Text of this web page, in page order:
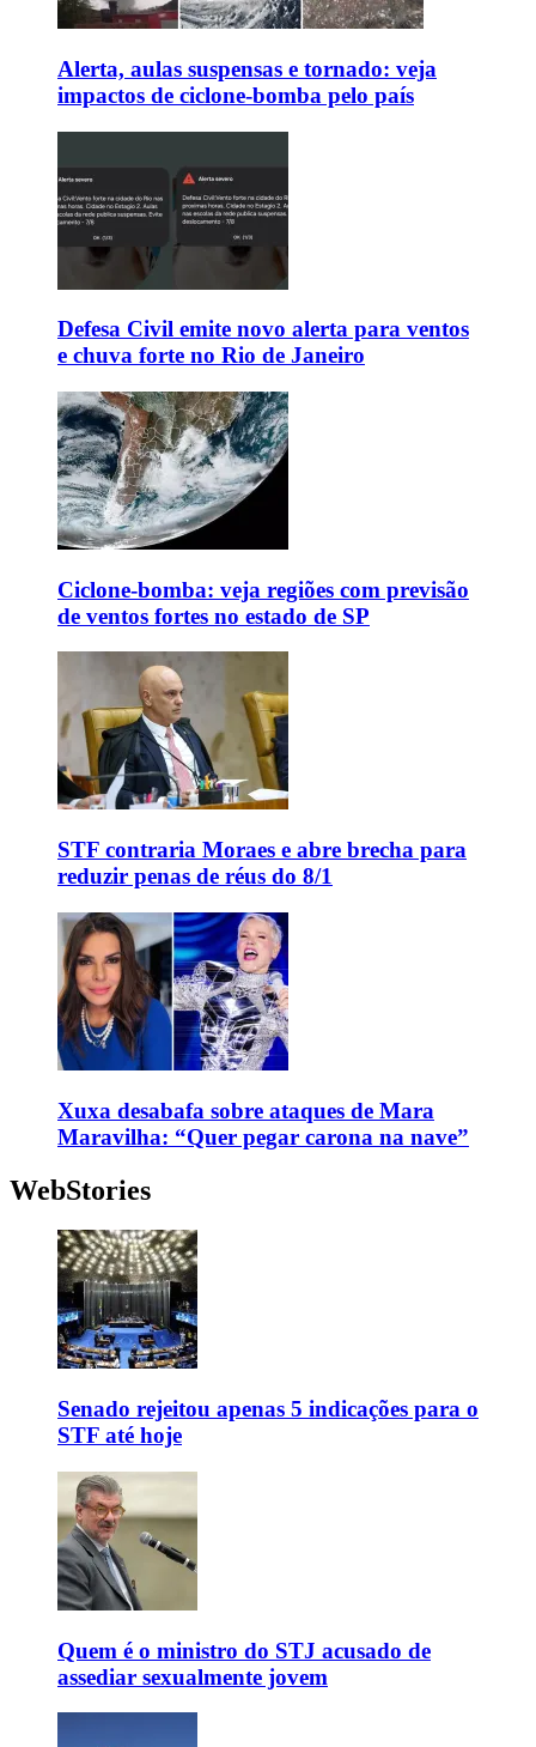
Alerta, aulas suspensas e tornado: veja
impactos de ciclone-bomba pelo país
Defesa Civil emite novo alerta para ventos
e chuva forte no Rio de Janeiro
Ciclone-bomba: veja regiões com previsão
de ventos fortes no estado de SP
STF contraria Moraes e abre brecha para
reduzir penas de réus do 8/1
Xuxa desabafa sobre ataques de Mara
Maravilha: “Quer pegar carona na nave”
WebStories
Senado rejeitou apenas 5 indicações para o
STF até hoje
Quem é o ministro do STJ acusado de
assediar sexualmente jovem